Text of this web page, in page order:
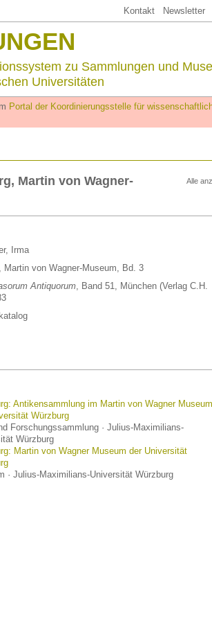
Kontakt Newsletter
zu Sammlungen und
Universitäten
Portal der Koordinierungsstelle für
Alle
Martin von Wagner-
Irma
Martin von Wagner-Museum, Bd. 3
Antiquorum, Band 51, München (Verlag C.H.
Antikensammlung im Martin von Wagner Museum
Würzburg
Forschungssammlung · Julius-Maximilians-
Würzburg
Martin von Wagner Museum der Universität
· Julius-Maximilians-Universität Würzburg